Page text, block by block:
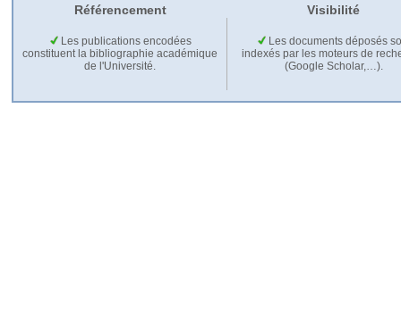
Référencement Visibilité
Les publications encodées
constituent la bibliographie académique
de l'Université.
Les documents déposés
indexés par les moteurs de
(Google Scholar,…).